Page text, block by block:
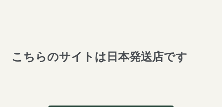
こちらのサイトは日本発送店です